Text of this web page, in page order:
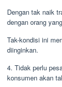
Dengan tak naik
dengan orang
Tak-kondisi ini
diinginkan.
4. Tidak perlu
konsumen akan